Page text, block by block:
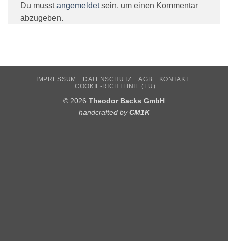
Du musstangemeldetsein, um einen Kommentar
abzugeben.
IMPRESSUM DATENSCHUTZ AGB
KONTAKT
COOKIE-RICHTLINIE (EU)
© 2026 Theodor Backs GmbH
handcrafted byCM1K